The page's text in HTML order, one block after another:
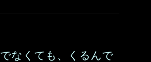
なくても、くるんで